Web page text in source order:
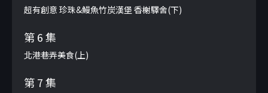
超有創意 珍珠&鰻魚竹炭漢堡 香榭驛舍(下)
第 6 集
北港巷弄美食(上)
第 7 集